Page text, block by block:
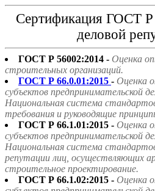
Сертификация ГОСТ
деловой
ГОСТ Р 56002:2014 - Оценка
строительных организаций.
ГОСТ Р 66.0.01:2015 - Оценка
субъектов предпринимательской
Национальная система
требования и руководящие
ГОСТ Р 66.1.01:2015 - Оценка
субъектов предпринимательской
Национальная система
репутации лиц, осуществляющих
строительное проектирование.
ГОСТ Р 66.1.02:2015 - Оценка